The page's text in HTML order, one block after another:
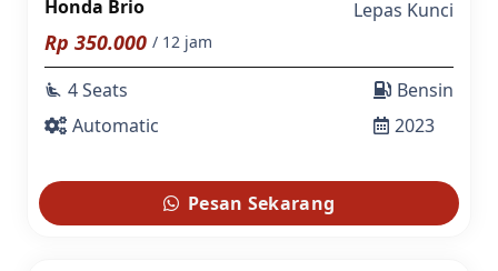
Honda Brio Lepas Kunci
Rp 350.000 / 12 jam
airline_seat_recline_extra 4 Seats
Automatic
Bensin
2023
Pesan Sekarang